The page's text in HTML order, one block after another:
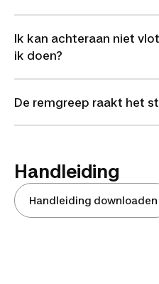
Ik kan achteraan niet
ik doen?
De remgreep raakt het
Handleiding
Handleiding downloaden